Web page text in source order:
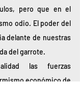
pero que en el
odio. El poder del
delante de nuestras
del garrote.
económico de